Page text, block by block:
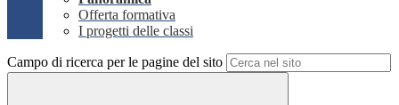
Offerta formativa
I progetti delle classi
Campo di ricerca per le pagine del sito